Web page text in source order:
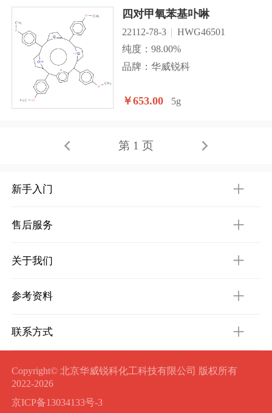
四对甲氧苯基卟啉
22112-78-3
HWG46501
纯度：98.00%
品牌：华威锐科
￥653.00 5g
第 1 页
新手入门
售后服务
关于我们
参考资料
联系方式
Copyright© 北京华威锐科化工科技有限公司 版权所有
2022-2026
京ICP备13034133号-3